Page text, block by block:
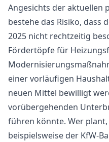
Angesichts der aktuellen
bestehe das Risiko, dass
2025 nicht rechtzeitig
Fördertöpfe für
einer vorläufigen
neuen Mittel bewilligt
vorübergehenden
führen könnte. Wer
beispielsweise der KfW-